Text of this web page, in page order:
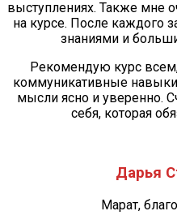
выступлениях. Также мне
на курсе. После каждого
знаниями и
Рекомендую курс
коммуникативные
мысли ясно и уверенно.
себя, которая
Дарья
Марат,